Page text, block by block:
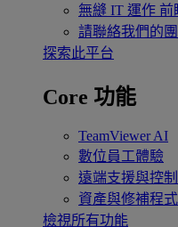
無縫 IT 運作 前
請聯絡我們的
探索此平台
Core 功能
TeamViewer AI
數位員工體驗
遠端支援與控制
資產與修補程
檢視所有功能